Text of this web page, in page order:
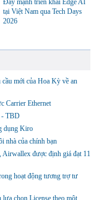
Đẩy mạnh triển khai Edge AI
tại Việt Nam qua Tech Days
2026
mới của Hoa Kỳ về an
Carrier Ethernet
- TBD
dụng Kiro
nhà của chính bạn
được định giá đạt 11
hoạt động tương trợ tư
chọn License theo một